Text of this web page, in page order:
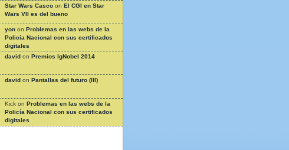
Star Wars Casco on El CGI en Star
Wars VII es del bueno
yon on Problemas en las webs de la
Policía Nacional con sus certificados
digitales
david on Premios IgNobel 2014
david on Pantallas del futuro (III)
Kick on Problemas en las webs de la
Policía Nacional con sus certificados
digitales